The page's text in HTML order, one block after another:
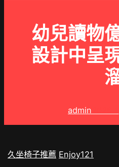
幼兒讀物
設計中呈
admin
久坐椅子推薦 Enjoy121